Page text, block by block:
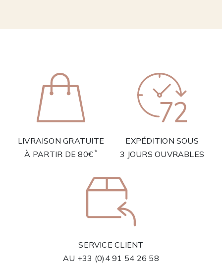
LIVRAISON GRATUITE
À PARTIR DE 80€ *
EXPÉDITION SOUS
3 JOURS OUVRABLES
SERVICE CLIENT
AU +33 (0)4 91 54 26 58